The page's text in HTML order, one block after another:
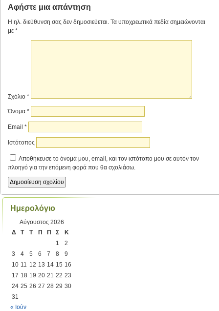
Αφήστε μια απάντηση
Η ηλ. διεύθυνση σας δεν δημοσιεύεται. Τα υποχρεωτικά πεδία σημειώνονται
με *
Σχόλιο *
Όνομα *
Email *
Ιστότοπος
Αποθήκευσε το όνομά μου, email, και τον ιστότοπο μου σε αυτόν τον
πλοηγό για την επόμενη φορά που θα σχολιάσω.
Ημερολόγιο
Αύγουστος 2026
Δ
Τ Τ Π Π Σ
Κ
1
2
3
4 5 6 7 8
9
10 11 12 13 14 15 16
17 18 19 20 21 22 23
24 25 26 27 28 29 30
31
« Ιούν